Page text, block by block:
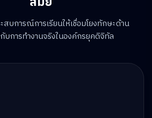
สบการณ์การเรียนให้เชื่อมโยงทักษะด้าน
กับการทำงานจริงในองค์กรยุคดิจิทัล